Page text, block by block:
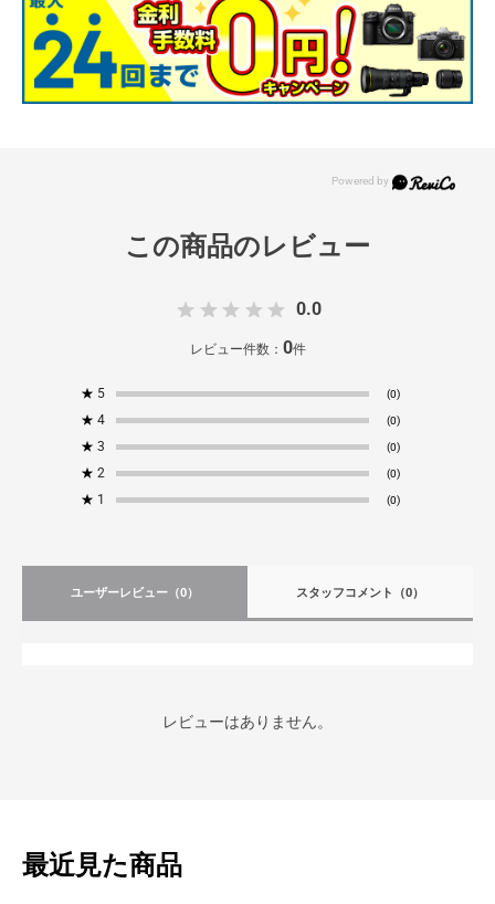
0.0
レビュー件数： 0件
★ 5 (0)
★ 4 (0)
★ 3 (0)
★ 2 (0)
★ 1 (0)
ユーザーレビュー （0） スタッフコメント （0）
レビューはありません。
最近見た商品